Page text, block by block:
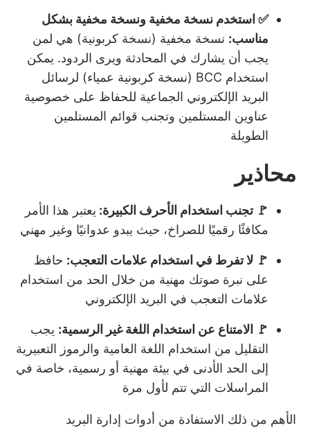
✅ استخدم نسخة مخفية ونسخة مخفية بشكل
مناسب: نسخة مخفية (نسخة كربونية) هي لمن
يجب أن يشارك في المحادثة ويرى الردود. يمكن
استخدام BCC (نسخة كربونية عمياء) لرسائل
البريد الإلكتروني الجماعية للحفاظ على خصوصية
عناوين المستلمين وتجنب قوائم المستلمين
الطويلة
محاذير
🚩 تجنب استخدام الأحرف الكبيرة: يعتبر هذا الأمر
مكافئًا رقميًا للصراخ، حيث يبدو عدوانيًا وغير مهني
🚩 لا تفرط في استخدام علامات التعجب: حافظ
على نبرة صوتك مهنية من خلال الحد من استخدام
علامات التعجب في البريد الإلكتروني
🚩 الامتناع عن استخدام اللغة غير الرسمية: يجب
التقليل من استخدام اللغة العامية والرموز التعبيرية
إلى الحد الأدنى في بيئة مهنية أو رسمية، خاصة في
المراسلات التي تتم لأول مرة
الأهم من ذلك الاستفادة من أدوات إدارة البريد